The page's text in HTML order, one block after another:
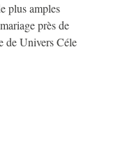
plus amples
près de
de Univers Céle